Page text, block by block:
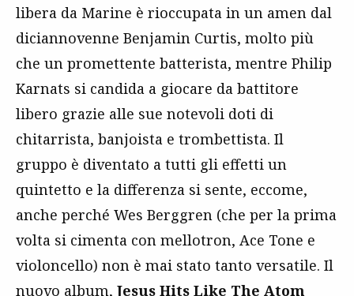
libera da Marine è rioccupata in un amen dal
diciannovenne Benjamin Curtis, molto più
che un promettente batterista, mentre Philip
Karnats si candida a giocare da battitore
libero grazie alle sue notevoli doti di
chitarrista, banjoista e trombettista. Il
gruppo è diventato a tutti gli effetti un
quintetto e la differenza si sente, eccome,
anche perché Wes Berggren (che per la prima
volta si cimenta con mellotron, Ace Tone e
violoncello) non è mai stato tanto versatile. Il
nuovo album, Jesus Hits Like The Atom